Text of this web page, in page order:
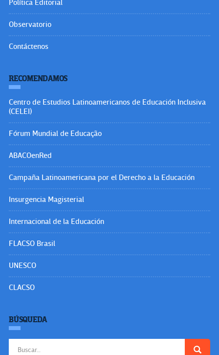
Política Editorial
Observatorio
Contáctenos
RECOMENDAMOS
Centro de Estudios Latinoamericanos de Educación Inclusiva
(CELEI)
Fórum Mundial de Educação
ABACOenRed
Campaña Latinoamericana por el Derecho a la Educación
Insurgencia Magisterial
Internacional de la Educación
FLACSO Brasil
UNESCO
CLACSO
BÚSQUEDA